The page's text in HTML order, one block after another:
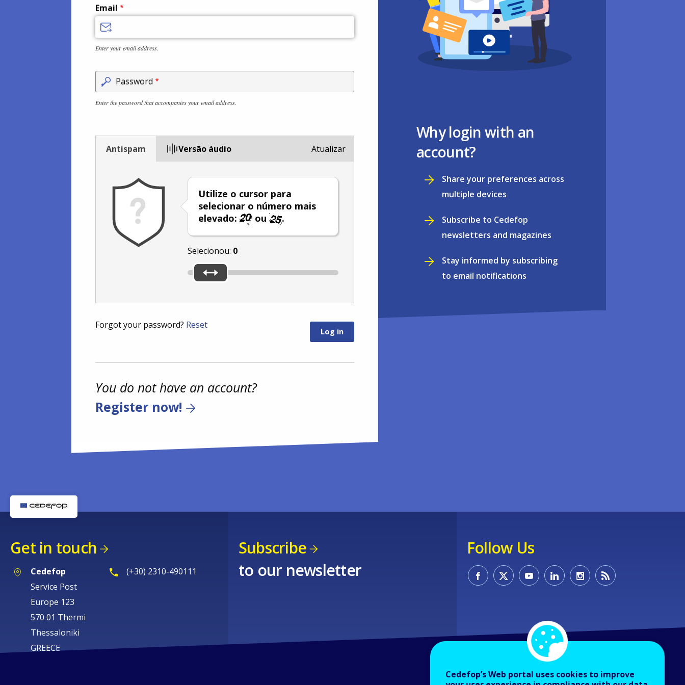
Email
Enter your email address.
Password
Enter the password that accompanies your email address.
Antispam Versão áudio
Utilize o cursor para
selecionar o número mais
elevado:
ou .
Selecionou: 0
Atualizar
Forgot your password? Reset
You do not have an account?
Register now!
Why login with an
account?
Share your preferences across
multiple devices
Subscribe to Cedefop
newsletters and magazines
Stay informed by subscribing
to email notifications
Get in touch
Cedefop
Service Post
Europe 123
570 01 Thermi
Thessaloniki
GREECE
(+30) 2310-490111
Subscribe
to our newsletter
Follow Us
Cedefop’s Web portal uses cookies to improve